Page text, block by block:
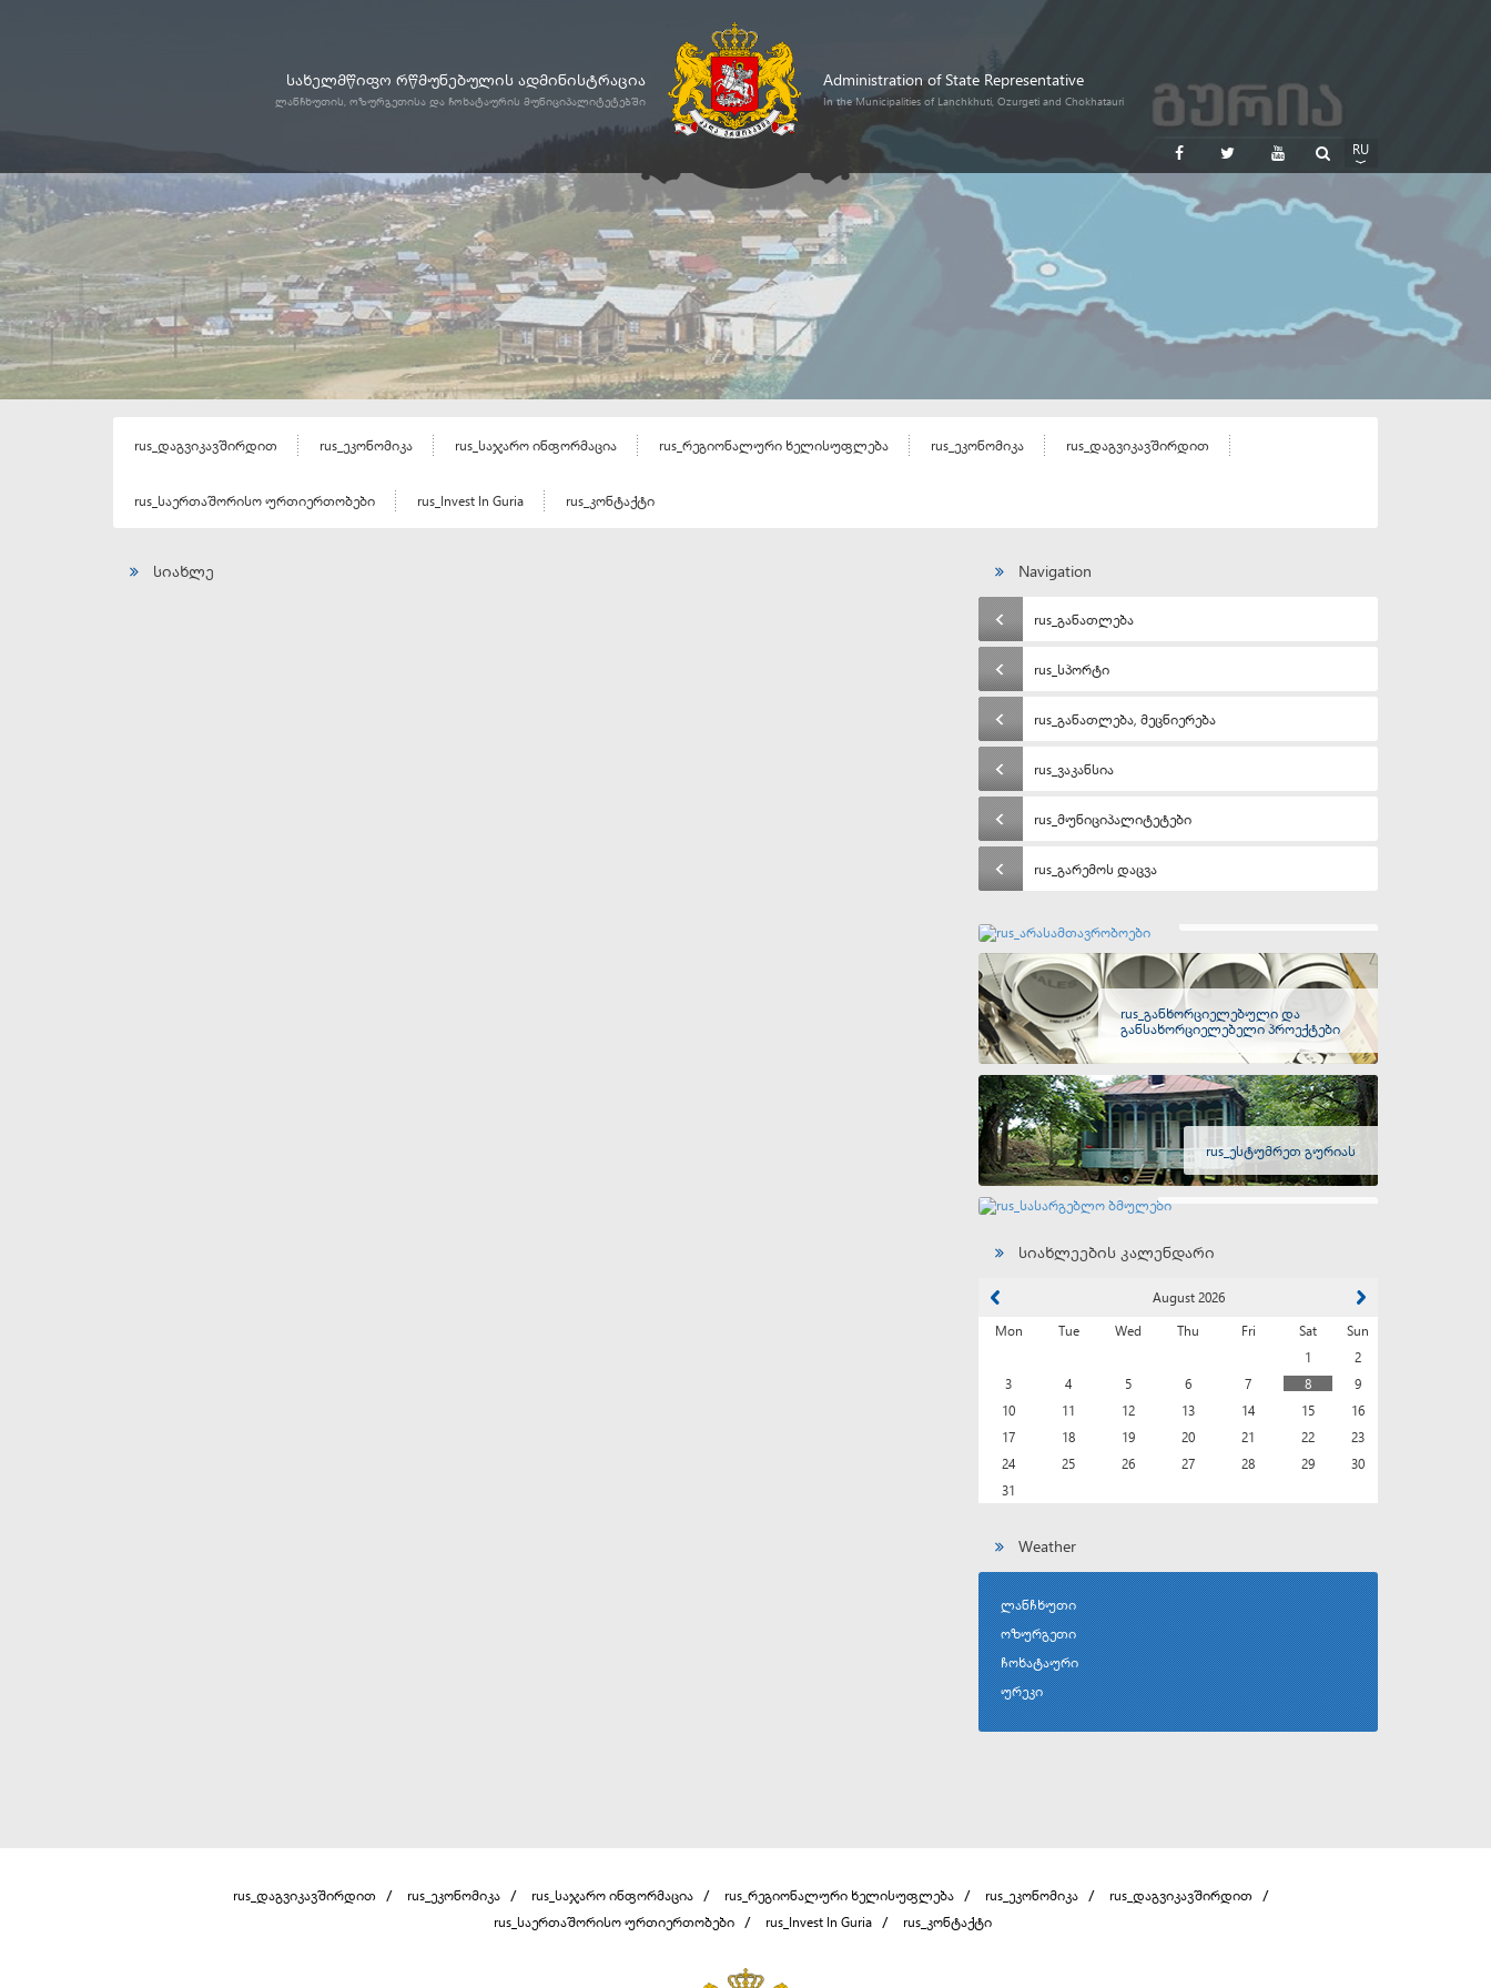
სახელმწიფო რწმუნებულის ადმინისტრაცია
ლანჩხუთის, ოზურგეთისა და ჩოხატაურის მუნიციპალიტეტებში
Administration of State Representative
In the Municipalities of Lanchkhuti, Ozurgeti and Chokhatauri
RU
EN
rus_დაგვიკავშირდით rus_ეკონომიკა rus_საჯარო ინფორმაცია rus_რეგიონალური ხელისუფლება rus_ეკონომიკა rus_დაგვიკავშირდით
rus_საერთაშორისო ურთიერთობები rus_Invest In Guria rus_კონტაქტი
სიახლე Navigation
rus_განათლება
rus_სპორტი
rus_განათლება, მეცნიერება
rus_ვაკანსია
rus_მუნიციპალიტეტები
rus_გარემოს დაცვა
rus_განხორციელებული და
განსახორციელებელი პროექტები
rus_ესტუმრეთ გურიას
rus_სასარგებლო ბმულები
სიახლეების კალენდარი
August 2026
Mon
Tue Wed Thu Fri Sat
Sun
1
2
3
4 5 6 7 8
9
10
11 12 13 14 15
16
17
18 19 20 21 22
23
24
25 26 27 28 29
30
31
Weather
ლანჩხუთი
ოზურგეთი
ჩოხატაური
ურეკი
rus_დაგვიკავშირდით rus_ეკონომიკა rus_საჯარო ინფორმაცია rus_რეგიონალური ხელისუფლება rus_ეკონომიკა
rus_დაგვიკავშირდით
rus_საერთაშორისო ურთიერთობები
rus_Invest In Guria rus_კონტაქტი